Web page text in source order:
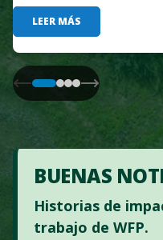
LEER MÁS
BUENAS
Historias de
trabajo de WFP.